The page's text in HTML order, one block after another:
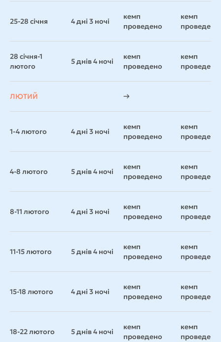
25-28 січня 4 дні 3 ночі
кемп
проведено
кемп
проведено
28 січня-1
лютого
5 днів 4 ночі
кемп
проведено
кемп
проведено
ЛЮТИЙ →
1-4 лютого 4 дні 3 ночі
кемп
проведено
кемп
проведено
4-8 лютого 5 днів 4 ночі
кемп
проведено
кемп
проведено
8-11 лютого 4 дні 3 ночі
кемп
проведено
кемп
проведено
11-15 лютого 5 днів 4 ночі
кемп
проведено
кемп
проведено
15-18 лютого 4 дні 3 ночі
кемп
проведено
кемп
проведено
18-22 лютого 5 днів 4 ночі
кемп
проведено
кемп
проведено